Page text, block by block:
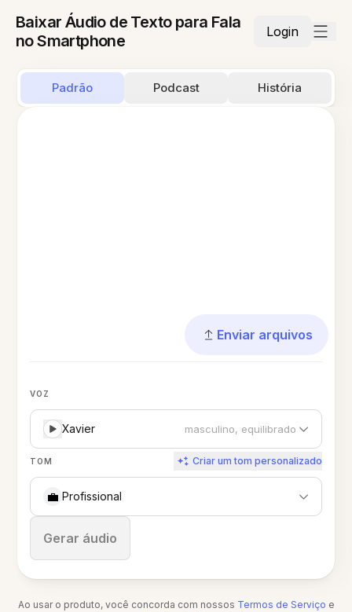
Baixar Áudio de Texto para Fala
no Smartphone
Login
Padrão Podcast História
Enviar arquivos
VOZ
Xavier masculino, equilibrado
TOM Criar um tom personalizado
💼 Profissional
Gerar áudio
Parar
Ao usar o produto, você concorda com nossos Termos de Serviço e